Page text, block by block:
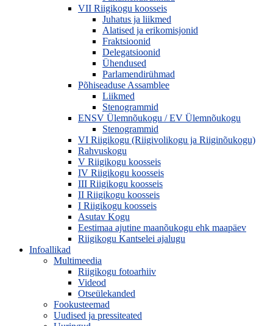
VII Riigikogu koosseis
Juhatus ja liikmed
Alatised ja erikomisjonid
Fraktsioonid
Delegatsioonid
Ühendused
Parlamendirühmad
Põhiseaduse Assamblee
Liikmed
Stenogrammid
ENSV Ülemnõukogu / EV Ülemnõukogu
Stenogrammid
VI Riigikogu (Riigivolikogu ja Riiginõukogu)
Rahvuskogu
V Riigikogu koosseis
IV Riigikogu koosseis
III Riigikogu koosseis
II Riigikogu koosseis
I Riigikogu koosseis
Asutav Kogu
Eestimaa ajutine maanõukogu ehk maapäev
Riigikogu Kantselei ajalugu
Infoallikad
Multimeedia
Riigikogu fotoarhiiv
Videod
Otseülekanded
Fookusteemad
Uudised ja pressiteated